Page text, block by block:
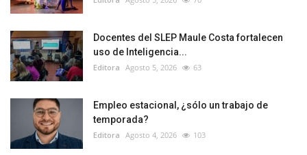
Docentes del SLEP Maule Costa fortalecen
uso de Inteligencia...
Editora Agosto 5, 2026 63
Empleo estacional, ¿sólo un trabajo de
temporada?
Editora Agosto 4, 2026 103